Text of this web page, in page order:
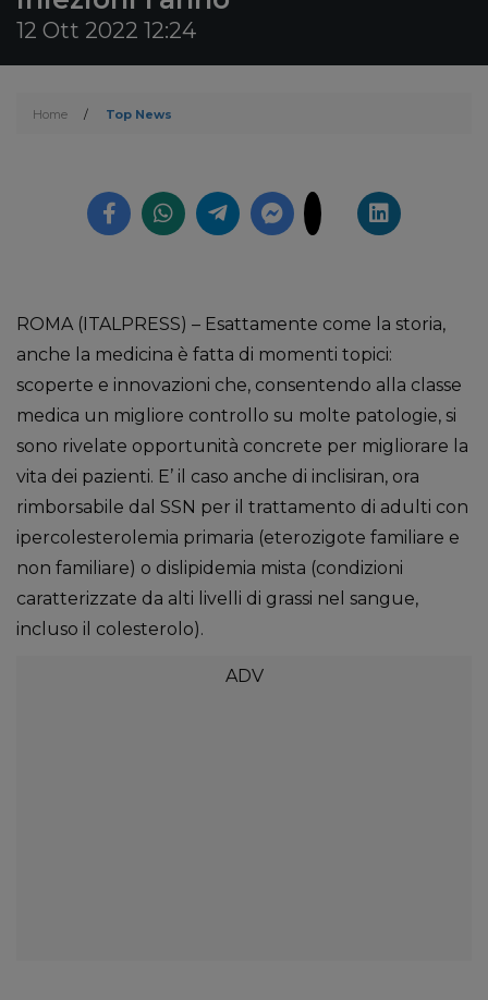
12 Ott 2022 12:24
Home / Top News
ROMA (ITALPRESS) – Esattamente come la storia,
anche la medicina è fatta di momenti topici:
scoperte e innovazioni che, consentendo alla classe
medica un migliore controllo su molte patologie, si
sono rivelate opportunità concrete per migliorare la
vita dei pazienti. E’ il caso anche di inclisiran, ora
rimborsabile dal SSN per il trattamento di adulti con
ipercolesterolemia primaria (eterozigote familiare e
non familiare) o dislipidemia mista (condizioni
caratterizzate da alti livelli di grassi nel sangue,
incluso il colesterolo).